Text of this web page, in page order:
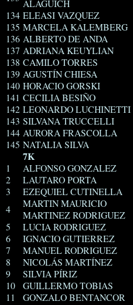
ALAGUICH
134 ELEASI VAZQUEZ
135 MARCELA KALEMBERG
136 ALBERTO DE ANDA
137 ADRIANA KEUYLIAN
138 CAMILO TORRES
139 AGUSTÍN CHIESA
140 HORACIO GORSKI
141 CECILIA BESIÑO
142 LEONARDO LUCHINETTI
143 SILVANA TRUCCELLI
144 AURORA FRASCOLLA
145 NATALIA SILVA
7K
1 ALFONSO GONZALEZ
2
LAUTARO PORTA
3
EZEQUIEL CUTINELLA
4
MARTIN MAURICIO
MARTINEZ RODRIGUEZ
5
LUCIA RODRIGUEZ
6
IGNACIO GUTIERREZ
7
MANUEL RODRIGUEZ
8
NICOLÁS MARTÍNEZ
9
SILVIA PÍRIZ
10
GUILLERMO TOBIAS
11
GONZALO BENTANCOR